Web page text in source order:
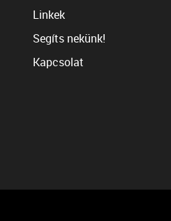
Linkek
Segíts nekünk!
Kapcsolat